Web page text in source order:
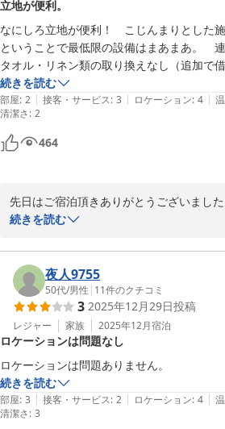
立地が便利。
なにしろ立地が便利！　こじんまりとした
ということで最低限の設備はまあまあ。　
タオル・リネン類の取り換えなし（追加で
円？）、というのがチェックイン時に明確
箱は連泊の朝に廊下で実際に作業してるヒ
出して置けば回収してあげる（親切）」。
が、部屋床カーペットの隅や、バスタブに
ホコリや汚れが残っていたのは残念。　壁
てあったのはなぜだろう？？　部屋も狭か
度。
続きを読む
部屋: 2 | 接客・サービス: 3 | ロケーション: 4 |
清潔さ: 2
464
先日はご宿泊頂きありがとうございました
お部屋の件では大変ご迷惑をお掛け致しま
清掃についてはチェック体制を再度見直
ないよう努めて参ります。
ご期待いただきましたにも関わらず残念
申し訳ございません。これからも、お客
いサービス・設備でお迎えできますよう
で、末永いご愛顧を賜りますと幸いです。
今回頂いたご意見をもとに、より良いサ
して参ります。
また機会がありましたらご検討していた
井筒ホテル京都河原町三条
続きを読む
夜人9755
50代/男性 | 11件のクチコミ
3 2025年12月29日投稿
レジャー 家族 2025年12月宿泊
ロケーションは問題なし
ロケーションは問題ありません。
続きを読む
部屋: 3 | 接客・サービス: 2 | ロケーション: 4 |
清潔さ: 3